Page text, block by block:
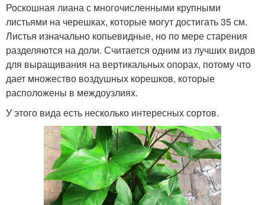
Роскошная лиана с многочисленными крупными
листьями на черешках, которые могут достигать 35 см.
Листья изначально копьевидные, но по мере старения
разделяются на доли. Считается одним из лучших видов
для выращивания на вертикальных опорах, потому что
дает множество воздушных корешков, которые
расположены в междоузлиях.
У этого вида есть несколько интересных сортов.